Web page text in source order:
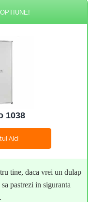
1038
Aici
tine, daca vrei un dulap
pastrezi in siguranta